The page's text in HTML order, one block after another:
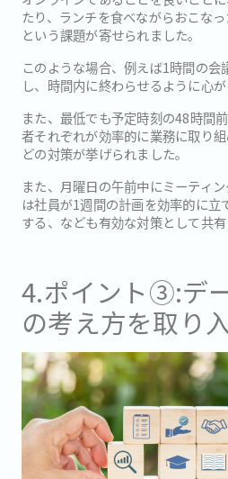
たり、ランチを食べながらおこな
という課題が寄せられました。
このような場合、例えば1時間の
し、時間内に終わらせるように心が
また、最低でも予定時刻の48時間
者それぞれが効率的に業務に取り
どの対策が挙げられました。
また、月曜日の午前中にミーティ
は社員が1週間の計画を効率的に
する、なども有効な対策として共有
4.ポイント③:デ
の考え方を取り